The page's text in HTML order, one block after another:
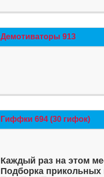
Демотиваторы 913
Гиффки 694 (30 гифок)
Каждый раз на этом
Подборка прикольных